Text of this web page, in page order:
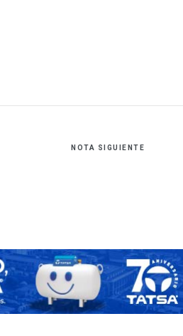
NOTA SIGUIENTE